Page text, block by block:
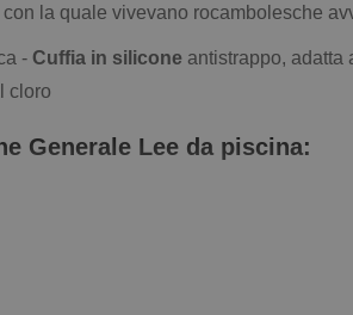
la quale vivevano rocambolesche
- Cuffia in silicone antistrappo, adatta
cloro
Generale Lee da piscina: